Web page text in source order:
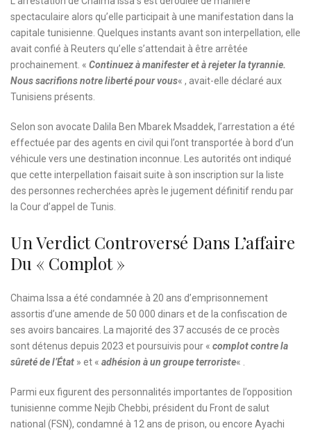
spectaculaire alors qu’elle participait à une manifestation dans la
capitale tunisienne. Quelques instants avant son interpellation, elle
avait confié à Reuters qu’elle s’attendait à être arrêtée
prochainement. « Continuez à manifester et à rejeter la tyrannie.
Nous sacrifions notre liberté pour vous« , avait-elle déclaré aux
Tunisiens présents.
Selon son avocate Dalila Ben Mbarek Msaddek, l’arrestation a été
effectuée par des agents en civil qui l’ont transportée à bord d’un
véhicule vers une destination inconnue. Les autorités ont indiqué
que cette interpellation faisait suite à son inscription sur la liste
des personnes recherchées après le jugement définitif rendu par
la Cour d’appel de Tunis.
Un Verdict Controversé Dans L’affaire
Du « Complot »
Chaima Issa a été condamnée à 20 ans d’emprisonnement
assortis d’une amende de 50 000 dinars et de la confiscation de
ses avoirs bancaires. La majorité des 37 accusés de ce procès
sont détenus depuis 2023 et poursuivis pour « complot contre la
sûreté de l’État » et « adhésion à un groupe terroriste« .
Parmi eux figurent des personnalités importantes de l’opposition
tunisienne comme Nejib Chebbi, président du Front de salut
national (FSN), condamné à 12 ans de prison, ou encore Ayachi